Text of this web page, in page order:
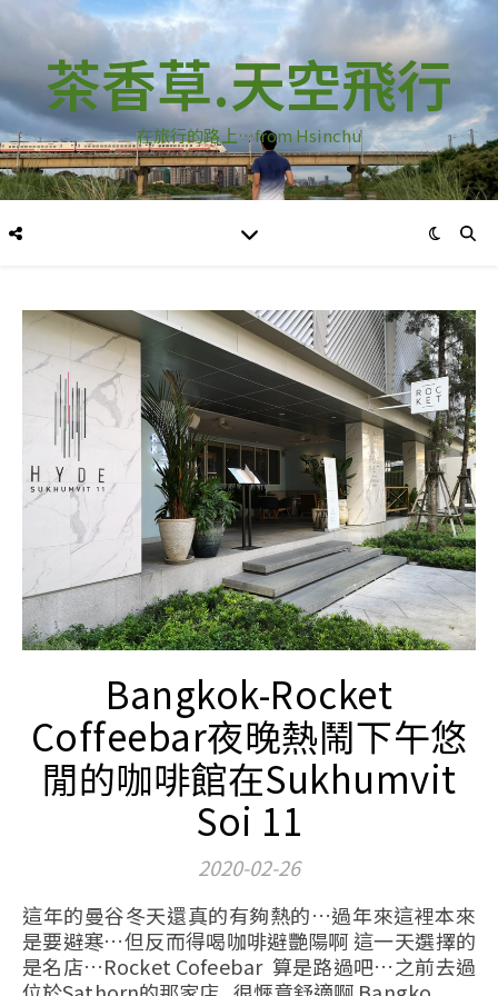
茶香草.天空飛行
在旅行的路上…from Hsinchu
Bangkok-Rocket
Coffeebar夜晚熱鬧下午悠
閒的咖啡館在Sukhumvit
Soi 11
2020-02-26
這年的曼谷冬天還真的有夠熱的…過年來這裡本來
是要避寒…但反而得喝咖啡避艷陽啊 這一天選擇的
是名店…Rocket Cofeebar 算是路過吧…之前去過